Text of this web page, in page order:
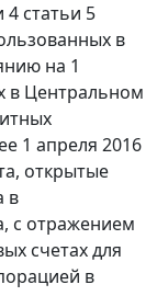
статьи 5
в
на 1
в Центральном
1 апреля 2016
открытые
в
с отражением
счетах для
в